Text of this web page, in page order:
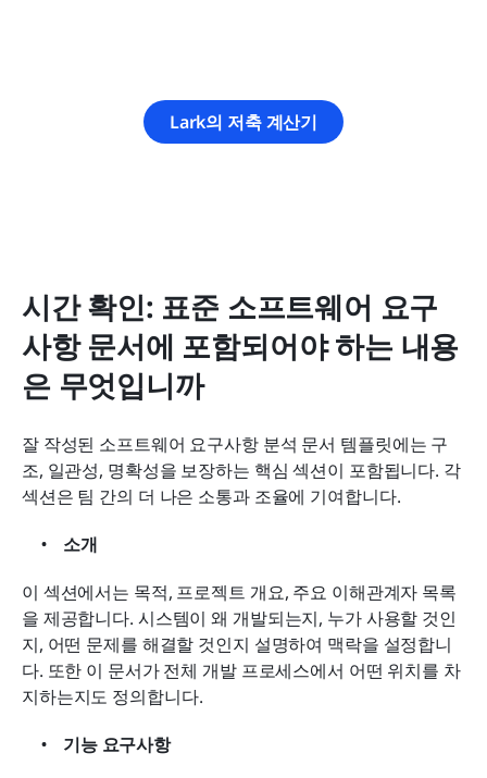
Lark의 저축 계산기
시간 확인: 표준 소프트웨어 요구
사항 문서에 포함되어야 하는 내용
은 무엇입니까
잘 작성된 소프트웨어 요구사항 분석 문서 템플릿에는 구
조, 일관성, 명확성을 보장하는 핵심 섹션이 포함됩니다. 각
섹션은 팀 간의 더 나은 소통과 조율에 기여합니다.
소개
이 섹션에서는 목적, 프로젝트 개요, 주요 이해관계자 목록
을 제공합니다. 시스템이 왜 개발되는지, 누가 사용할 것인
지, 어떤 문제를 해결할 것인지 설명하여 맥락을 설정합니
다. 또한 이 문서가 전체 개발 프로세스에서 어떤 위치를 차
지하는지도 정의합니다.
기능 요구사항